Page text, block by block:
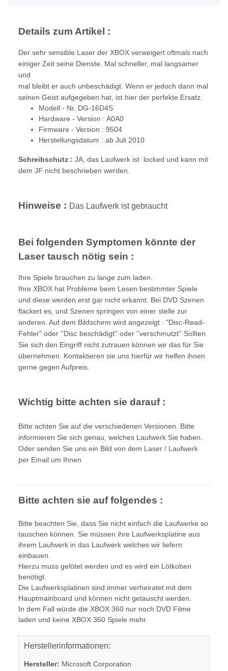
Details zum Artikel :
Der sehr sensible Laser der XBOX verweigert oftmals nach
einiger Zeit seine Dienste. Mal schneller, mal langsamer
und
mal bleibt er auch unbeschädigt. Wenn er jedoch dann mal
seinen Geist aufgegeben hat, ist hier der perfekte Ersatz.
Modell - Nr. DG-16D4S
Hardware - Version : A0A0
Firmware - Version : 9504
Herstellungsdatum : ab Juli 2010
Schreibschutz : JA, das Laufwerk ist locked und kann mit
dem JF nicht beschrieben werden.
Hinweise : Das Laufwerk ist gebraucht
Bei folgenden Symptomen könnte der
Laser tausch nötig sein :
Ihre Spiele brauchen zu lange zum laden.
Ihre XBOX hat Probleme beim Lesen bestimmter Spiele
und diese werden erst gar nicht erkannt. Bei DVD Szenen
flackert es, und Szenen springen von einer stelle zur
anderen. Auf dem Bildschirm wird angezeigt : "Disc-Read-
Fehler" oder ''Disc beschädigt'' oder ''verschmutzt'' Sollten
Sie sich den Eingriff nicht zutrauen können wir das für Sie
übernehmen. Kontaktieren sie uns hierfür wir helfen ihnen
gerne gegen Aufpreis.
Wichtig bitte achten sie darauf :
Bitte achten Sie auf die verschiedenen Versionen. Bitte
informieren Sie sich genau, welches Laufwerk Sie haben.
Oder senden Sie uns ein Bild von dem Laser / Laufwerk
per Email um Ihnen
Bitte achten sie auf folgendes :
Bitte beachten Sie, dass Sie nicht einfach die Laufwerke so
tauschen können. Sie müssen ihre Laufwerksplatine aus
ihrem Laufwerk in das Laufwerk welches wir liefern
einbauen.
Hierzu muss gelötet werden und es wird ein Lötkoben
benötigt.
Die Laufwerksplatinen sind immer verheiratet mit dem
Hauptmainboard und können nicht getauscht werden.
In dem Fall würde die XBOX 360 nur noch DVD Filme
laden und keine XBOX 360 Spiele mehr.
Herstellerinformationen:
Hersteller: Microsoft Corporation